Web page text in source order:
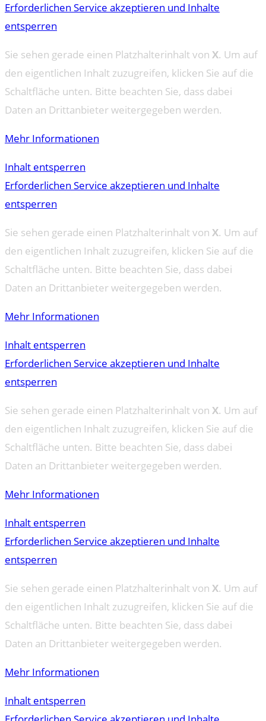
Erforderlichen Service akzeptieren und Inhalte
entsperren
Sie sehen gerade einen Platzhalterinhalt von X. Um auf
den eigentlichen Inhalt zuzugreifen, klicken Sie auf die
Schaltfläche unten. Bitte beachten Sie, dass dabei
Daten an Drittanbieter weitergegeben werden.
Mehr Informationen
Inhalt entsperren
Erforderlichen Service akzeptieren und Inhalte
entsperren
Sie sehen gerade einen Platzhalterinhalt von X. Um auf
den eigentlichen Inhalt zuzugreifen, klicken Sie auf die
Schaltfläche unten. Bitte beachten Sie, dass dabei
Daten an Drittanbieter weitergegeben werden.
Mehr Informationen
Inhalt entsperren
Erforderlichen Service akzeptieren und Inhalte
entsperren
Sie sehen gerade einen Platzhalterinhalt von X. Um auf
den eigentlichen Inhalt zuzugreifen, klicken Sie auf die
Schaltfläche unten. Bitte beachten Sie, dass dabei
Daten an Drittanbieter weitergegeben werden.
Mehr Informationen
Inhalt entsperren
Erforderlichen Service akzeptieren und Inhalte
entsperren
Sie sehen gerade einen Platzhalterinhalt von X. Um auf
den eigentlichen Inhalt zuzugreifen, klicken Sie auf die
Schaltfläche unten. Bitte beachten Sie, dass dabei
Daten an Drittanbieter weitergegeben werden.
Mehr Informationen
Inhalt entsperren